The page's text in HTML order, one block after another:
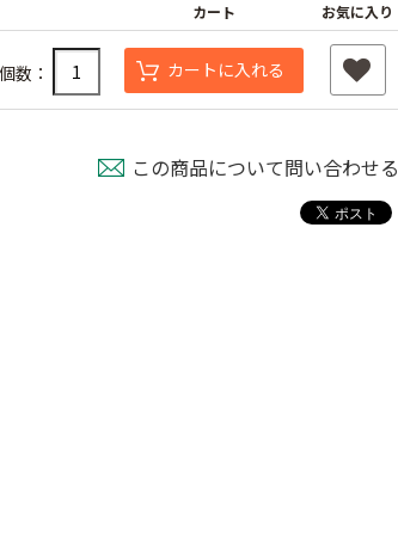
カート お気に入り
個数： カートに入れる
この商品について問い合わせる